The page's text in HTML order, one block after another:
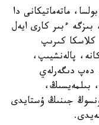
ماتەماتيكانى دا
بىزگە ءبىر كارى ايەل
كىرىپ
پالەنشيىپ،
دەپ دىگەرلەي
بىلمەيسىڭ،
جىنىڭ ۇستايدى